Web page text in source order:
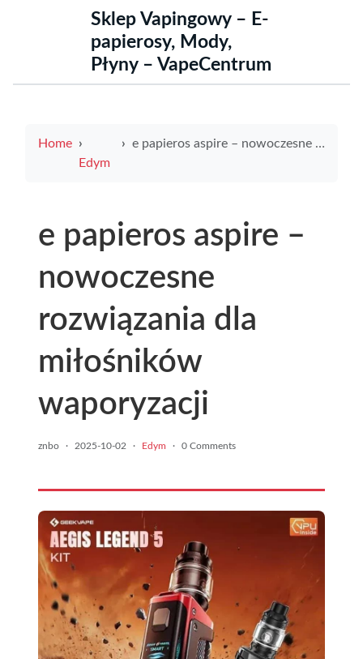
Sklep Vapingowy – E-
papierosy, Mody,
Płyny – VapeCentrum
Home
Edym
e papieros aspire – nowoczesne rozwiązania dla miłośników waporyzacji
e papieros aspire –
nowoczesne
rozwiązania dla
miłośników
waporyzacji
znbo · 2025-10-02 · Edym · 0 Comments